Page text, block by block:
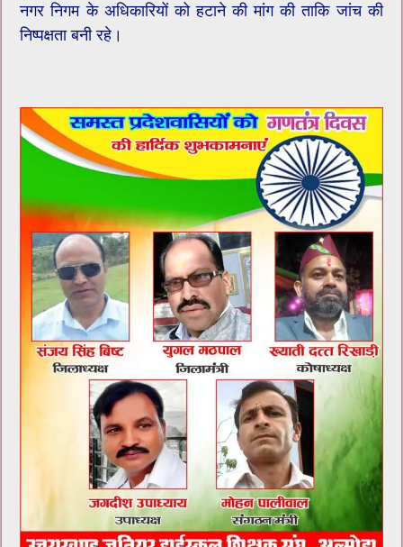
नगर निगम के अधिकारियों को हटाने की मांग की ताकि जांच की
निष्पक्षता बनी रहे।